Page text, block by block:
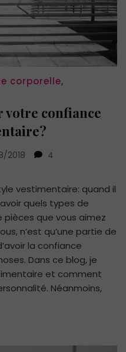
corporelle,
votre confiance
2018
4
vestimentaire: quand il
quels types de
que vous aimez
n’est qu’une partie de
la confiance
Dans ce blog, je
et comment
Néanmoins,